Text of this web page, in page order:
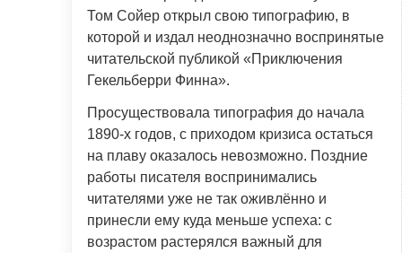
Том Сойер открыл свою типографию, в
которой и издал неоднозначно воспринятые
читательской публикой «Приключения
Гекельберри Финна».
Просуществовала типография до начала
1890-х годов, с приходом кризиса остаться
на плаву оказалось невозможно. Поздние
работы писателя воспринимались
читателями уже не так оживлённо и
принесли ему куда меньше успеха: с
возрастом растерялся важный для